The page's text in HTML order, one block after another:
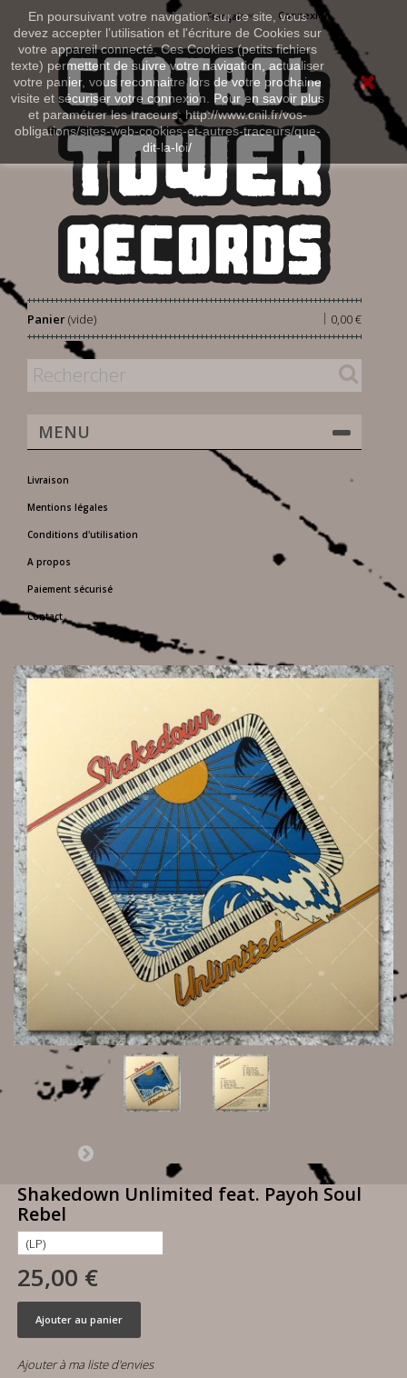
En poursuivant votre navigation sur ce site, vous
devez accepter l’utilisation et l'écriture de Cookies sur
votre appareil connecté. Ces Cookies (petits fichiers
texte) permettent de suivre votre navigation, actualiser
votre panier, vous reconnaitre lors de votre prochaine
visite et sécuriser votre connexion. Pour en savoir plus
et paramétrer les traceurs: http://www.cnil.fr/vos-
obligations/sites-web-cookies-et-autres-traceurs/que-
dit-la-loi/
Connexion
Français
Panier 0,00 €
|
(vide)
MENU
Livraison
Mentions légales
Conditions d'utilisation
A propos
Paiement sécurisé
Contact
Shakedown Unlimited feat. Payoh Soul
Rebel
25,00 €
Ajouter au panier
Ajouter à ma liste d'envies